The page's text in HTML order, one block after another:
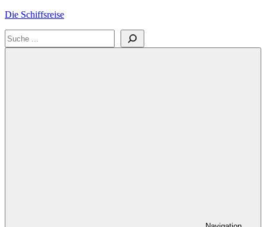
Zum
springen
Die Schiffsreise
Literatur-
Suchen